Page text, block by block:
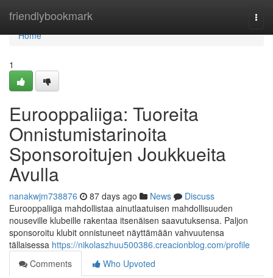
friendlybookmark
Home
Home
1
Eurooppaliiga: Tuoreita
Onnistumistarinoita
Sponsoroitujen Joukkueita
Avulla
nanakwjm738876 87 days ago News
Discuss
Eurooppaliiga mahdollistaa ainutlaatuisen mahdollisuuden
nouseville klubeille rakentaa itsenäisen saavutuksensa. Paljon
sponsoroitu klubit onnistuneet näyttämään vahvuutensa
tällaisessa https://nikolaszhuu500386.creacionblog.com/profile
Comments
Who Upvoted